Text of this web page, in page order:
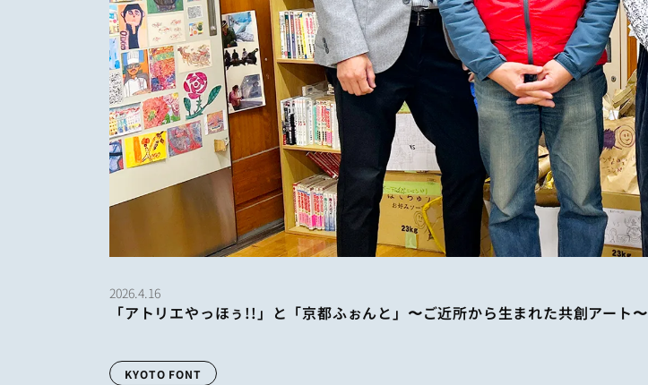
2026.4.16
「アトリエやっほぅ!!」と「京都ふぉんと」〜ご近所から生まれた共創アート〜
KYOTO FONT